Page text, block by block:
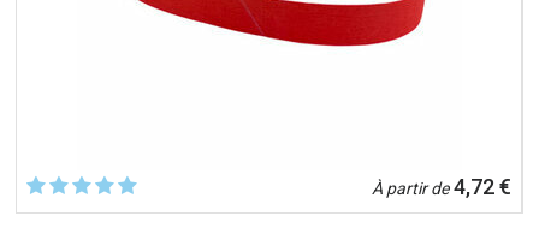
À partir de4,72 €